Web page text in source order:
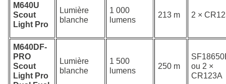
M640U
Scout
Light Pro
Lumière
blanche
1 000
lumens
213 m 2 ×
M640DF-
PRO
Scout
Light Pro
Lumière
blanche
1 500
lumens
250 m
ou 2 ×
CR123A